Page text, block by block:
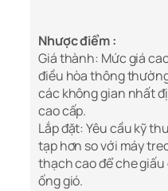
Nhược điểm :
Giá thành: Mức giá
điều hòa thông
các không gian nhất
cao cấp.
Lắp đặt: Yêu cầu kỹ
tạp hơn so với máy
thạch cao để che
ống gió.